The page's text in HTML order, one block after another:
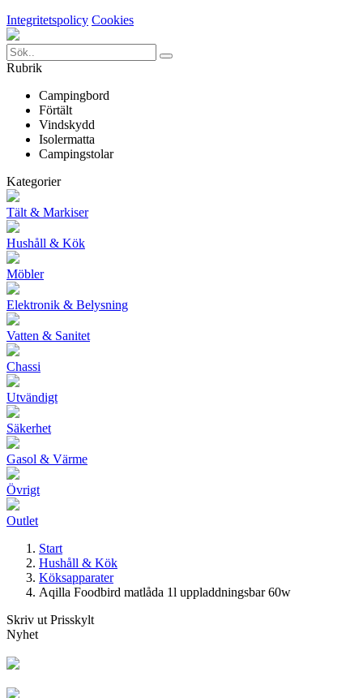
Integritetspolicy Cookies
Rubrik
Campingbord
Förtält
Vindskydd
Isolermatta
Campingstolar
Kategorier
Tält & Markiser
Hushåll & Kök
Möbler
Elektronik & Belysning
Vatten & Sanitet
Chassi
Utvändigt
Säkerhet
Gasol & Värme
Övrigt
Outlet
Start
Hushåll & Kök
Köksapparater
Aqilla Foodbird matlåda 1l uppladdningsbar 60w
Skriv ut Prisskylt
Nyhet